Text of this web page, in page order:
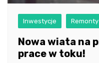
Inwestycje Remonty
Nowa wiata na
prace w toku!